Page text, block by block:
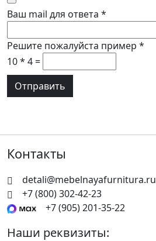
Ваш mail для ответа *
Решите пожалуйста пример *
10 * 4 =
Контакты
detali@mebelnayafurnitura.ru
+7 (800) 302-42-23
+7 (905) 201-35-22
Наши реквизиты: